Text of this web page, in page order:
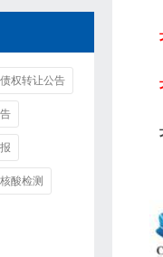
债权转让公告
核酸检测